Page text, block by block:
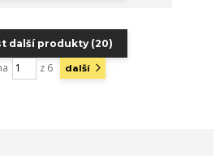
další produkty (20)
z 6 další